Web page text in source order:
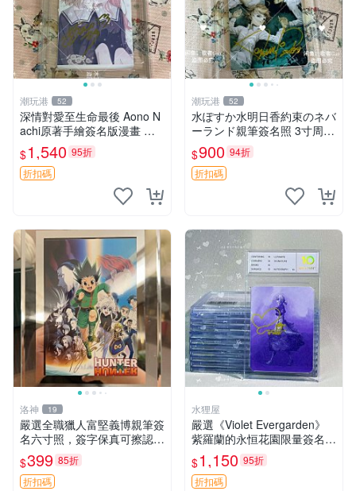
潮玩港 52
深情對愛至生命最後 Aono N
achi原著手繪簽名版漫畫 親
筆簽名限定收藏 命終不渝之
戀情 漫畫珍藏品
$1,540 95折
折扣碼
潮玩港 52
水ぽすか水明日香約束のネバ
ーランド親筆簽名照 3寸周邊
照片 面簽正品 簽名照周邊
$900 94折
折扣碼
洛神 19
嚴選全職獵人富堅義博親筆簽
名六寸照，簽字保真可擦認，
全新收藏好物，限量發售 全
職獵人 富堅義博 簽名照片
$399 85折
折扣碼
水狸屋
嚴選《Violet Evergarden》
紫羅蘭的永恒花園限量簽名
卡，3寸帶原裝卡磚 日本中古
收藏推薦 薇爾莉特 曜佳奈 筆
記本
$1,150 95折
折扣碼